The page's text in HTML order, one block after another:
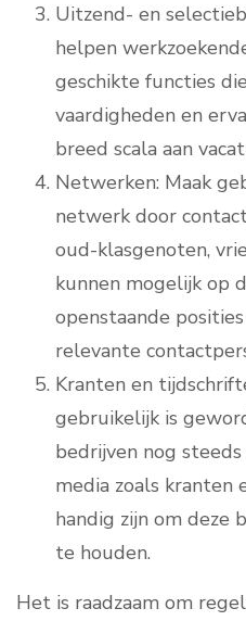
Uitzend- en
helpen
geschikte functies
vaardigheden en
breed scala aan
Netwerken: Maak
netwerk door
oud-klasgenoten,
kunnen mogelijk op
openstaande
relevante
Kranten en
gebruikelijk is
bedrijven nog
media zoals kranten
handig zijn om deze
te houden.
Het is raadzaam om